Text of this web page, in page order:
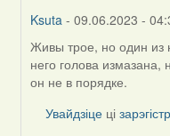
Ksuta - 09.06.2023 -
In
reply
to
09Алена
Живы трое, но один из
него голова
он не в порядке.
Увайдзіце ці